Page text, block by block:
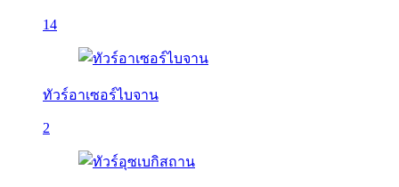
14
ทัวร์อาเซอร์ไบจาน
2